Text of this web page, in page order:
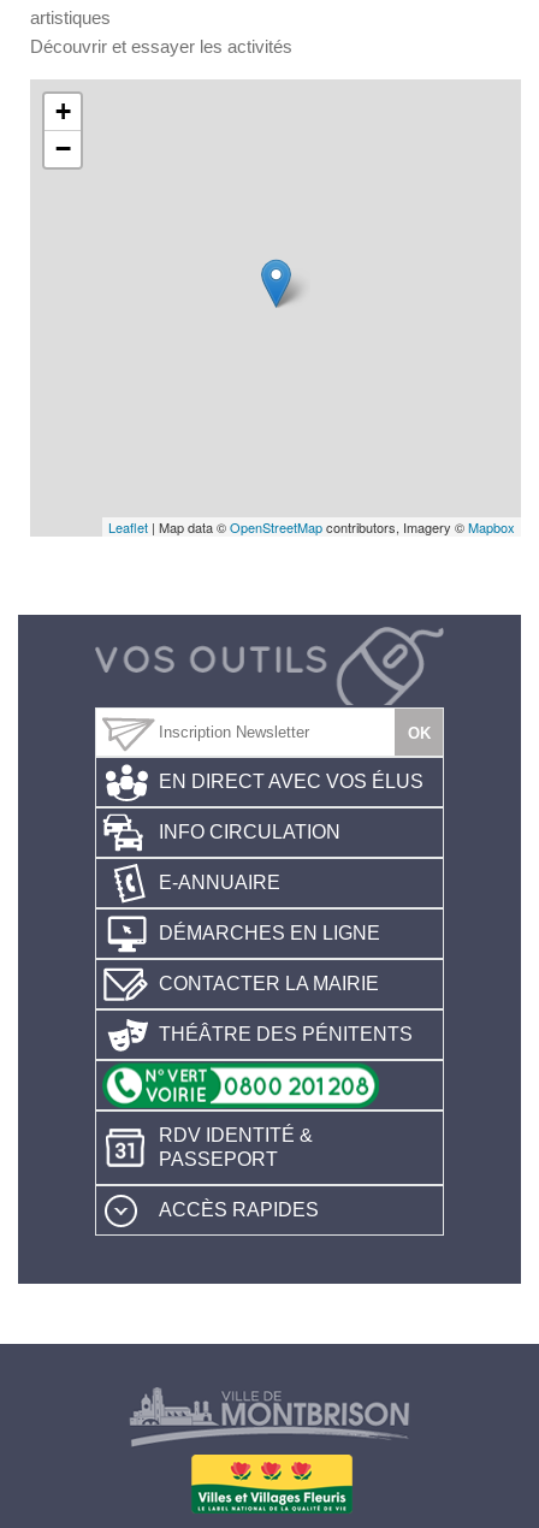
artistiques
Découvrir et essayer les activités
+
−
Leaflet | Map data ©OpenStreetMapcontributors, Imagery ©Mapbox
EN DIRECT AVEC VOS ÉLUS
INFO CIRCULATION
E-ANNUAIRE
DÉMARCHES EN LIGNE
CONTACTER LA MAIRIE
THÉÂTRE DES PÉNITENTS
RDV IDENTITÉ &
PASSEPORT
ACCÈS RAPIDES